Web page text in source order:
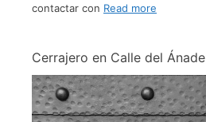
contactar con Read more
Cerrajero en Calle del Ánade